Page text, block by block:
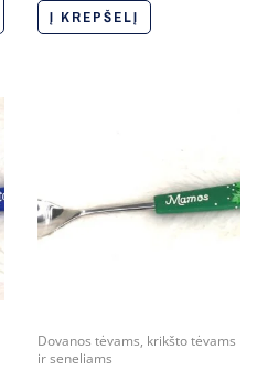
Į KREPŠELĮ
Dovanos tėvams, krikšto tėvams
ir seneliams